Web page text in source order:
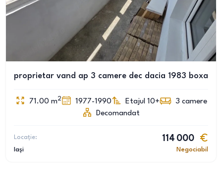
proprietar vand ap 3 camere dec dacia 1983 boxa
71.00 m2 1977-1990 Etajul 10+ 3 camere
Decomandat
Locație:
Iași
114 000
Negociabil